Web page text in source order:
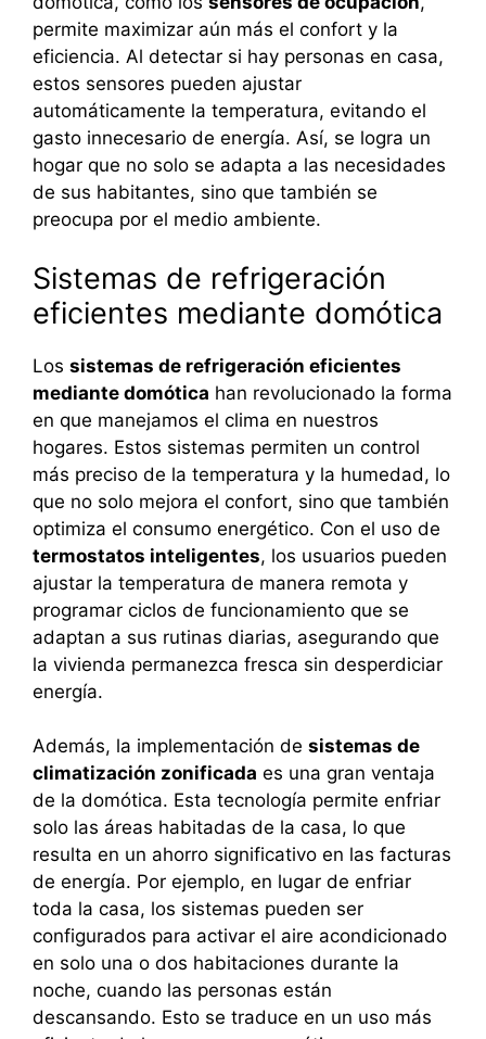
permite maximizar aún más el confort y la
eficiencia. Al detectar si hay personas en casa,
estos sensores pueden ajustar
automáticamente la temperatura, evitando el
gasto innecesario de energía. Así, se logra un
hogar que no solo se adapta a las necesidades
de sus habitantes, sino que también se
preocupa por el medio ambiente.
Sistemas de refrigeración
eficientes mediante domótica
Los sistemas de refrigeración eficientes
mediante domótica han revolucionado la forma
en que manejamos el clima en nuestros
hogares. Estos sistemas permiten un control
más preciso de la temperatura y la humedad, lo
que no solo mejora el confort, sino que también
optimiza el consumo energético. Con el uso de
termostatos inteligentes, los usuarios pueden
ajustar la temperatura de manera remota y
programar ciclos de funcionamiento que se
adaptan a sus rutinas diarias, asegurando que
la vivienda permanezca fresca sin desperdiciar
energía.
Además, la implementación de sistemas de
climatización zonificada es una gran ventaja
de la domótica. Esta tecnología permite enfriar
solo las áreas habitadas de la casa, lo que
resulta en un ahorro significativo en las facturas
de energía. Por ejemplo, en lugar de enfriar
toda la casa, los sistemas pueden ser
configurados para activar el aire acondicionado
en solo una o dos habitaciones durante la
noche, cuando las personas están
descansando. Esto se traduce en un uso más